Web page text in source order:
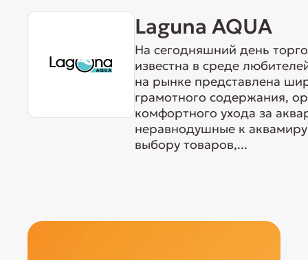
Laguna AQUA
На сегодняшний день
известна в среде
на рынке представлена
грамотного содержания,
комфортного ухода за
неравнодушные к
выбору товаров,...